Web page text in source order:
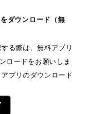
をダウンロード（無
る際は、無料アプリ
ロードをお願いしま
プリのダウンロード